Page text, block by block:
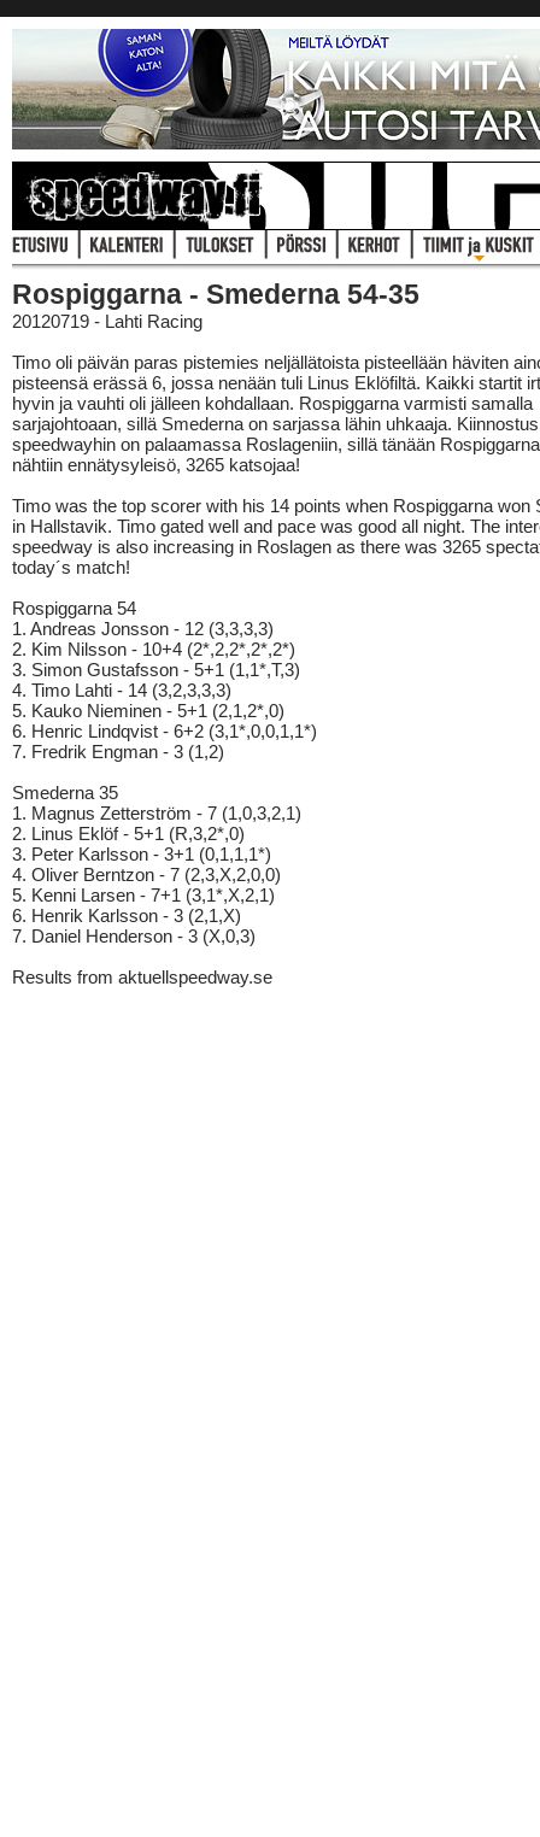
Rospiggarna - Smederna 54-35
20120719 - Lahti Racing
Timo oli päivän paras pistemies neljällätoista pisteellään häviten
pisteensä erässä 6, jossa nenään tuli Linus Eklöfiltä. Kaikki startit
hyvin ja vauhti oli jälleen kohdallaan. Rospiggarna varmisti samalla
sarjajohtoaan, sillä Smederna on sarjassa lähin uhkaaja. Kiinnostus
speedwayhin on palaamassa Roslageniin, sillä tänään
nähtiin ennätysyleisö, 3265 katsojaa!
Timo was the top scorer with his 14 points when Rospiggarna won
in Hallstavik. Timo gated well and pace was good all night. The
speedway is also increasing in Roslagen as there was 3265
today´s match!
Rospiggarna 54
1. Andreas Jonsson - 12 (3,3,3,3)
2. Kim Nilsson - 10+4 (2*,2,2*,2*,2*)
3. Simon Gustafsson - 5+1 (1,1*,T,3)
4. Timo Lahti - 14 (3,2,3,3,3)
5. Kauko Nieminen - 5+1 (2,1,2*,0)
6. Henric Lindqvist - 6+2 (3,1*,0,0,1,1*)
7. Fredrik Engman - 3 (1,2)
Smederna 35
1. Magnus Zetterström - 7 (1,0,3,2,1)
2. Linus Eklöf - 5+1 (R,3,2*,0)
3. Peter Karlsson - 3+1 (0,1,1,1*)
4. Oliver Berntzon - 7 (2,3,X,2,0,0)
5. Kenni Larsen - 7+1 (3,1*,X,2,1)
6. Henrik Karlsson - 3 (2,1,X)
7. Daniel Henderson - 3 (X,0,3)
Results from aktuellspeedway.se